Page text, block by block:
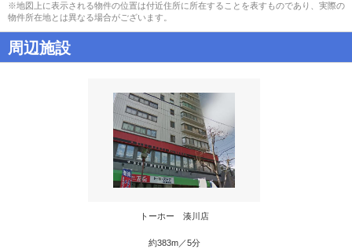
※地図上に表示される物件の位置は付近住所に所在することを表すものであり、実際の
物件所在地とは異なる場合がございます。
周辺施設
トーホー 湊川店
約383m／5分